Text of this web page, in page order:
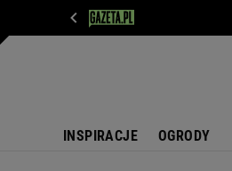
INSPIRACJE OGRODY